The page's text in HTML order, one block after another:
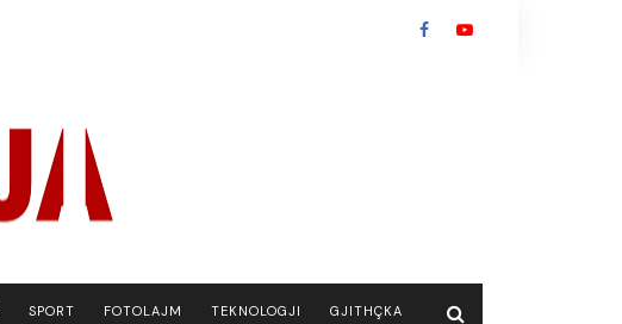
SPORT FOTOLAJM TEKNOLOGJI GJITHÇKA